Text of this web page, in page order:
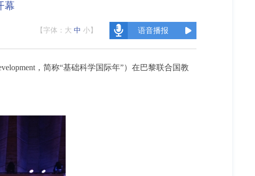
幕
【字体： 大 中 小 】 语音播报
，简称“基础科学国际年”）在巴黎联合国教